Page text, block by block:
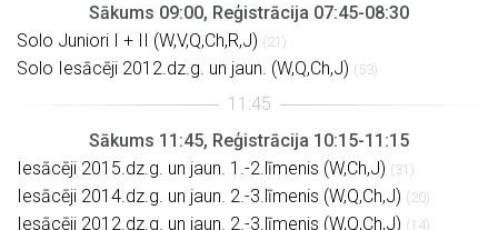
Sākums 09:00, Reģistrācija 07:45-08:30
Solo Juniori I + II (W,V,Q,Ch,R,J) (21)
Solo Iesācēji 2012.dz.g. un jaun. (W,Q,Ch,J) (53)
Sākums 11:45, Reģistrācija 10:15-11:15
Iesācēji 2015.dz.g. un jaun. 1.-2.līmenis (W,Ch,J) (31)
Iesācēji 2014.dz.g. un jaun. 2.-3.līmenis (W,Q,Ch,J) (20)
Iesācēji 2012.dz.g. un jaun. 2.-3.līmenis (W,Q,Ch,J) (14)